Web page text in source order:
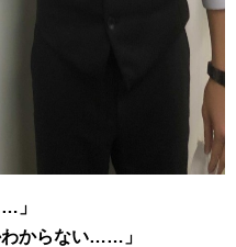
」
わからない……」